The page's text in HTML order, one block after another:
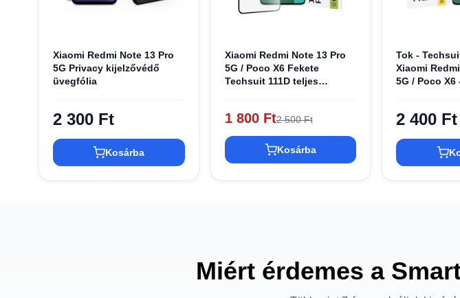
Xiaomi Redmi Note 13 Pro
5G Privacy kijelzővédő
üvegfólia
2 300 Ft
Kosárba
Xiaomi Redmi Note 13 Pro
5G / Poco X6 Fekete
Techsuit 111D teljes
1 800 Ft2 500 Ft
Kosárba
Tok -
Xiaomi
5G / Poco X6
2 400 Ft
Miért érdemes a